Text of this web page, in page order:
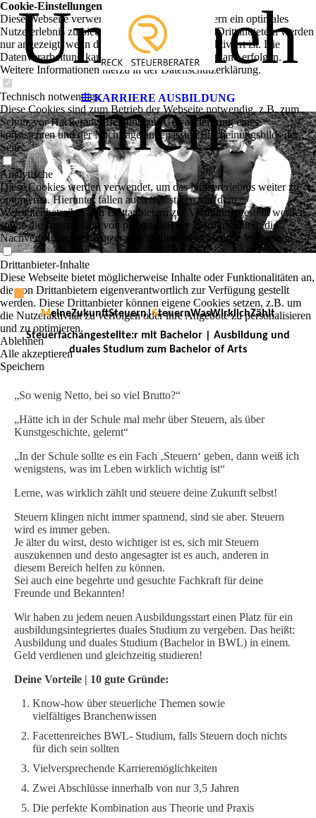
KARRIERE AUSBILDUNG
Unterneh
men
MeineZukunftSteuern|SteuernWasWirklichZählt
Steuerfachangestellte:r mit Bachelor | Ausbildung und
duales Studium zum Bachelor of Arts
„So wenig Netto, bei so viel Brutto?“
„Hätte ich in der Schule mal mehr über Steuern, als über
Kunstgeschichte, gelernt“
„In der Schule sollte es ein Fach ‚Steuern‘ geben, dann weiß ich
wenigstens, was im Leben wirklich wichtig ist“
Lerne, was wirklich zählt und steuere deine Zukunft selbst!
Steuern klingen nicht immer spannend, sind sie aber. Steuern
wird es immer geben.
Je älter du wirst, desto wichtiger ist es, sich mit Steuern
auszukennen und desto angesagter ist es auch, anderen in
diesem Bereich helfen zu können.
Sei auch eine begehrte und gesuchte Fachkraft für deine
Freunde und Bekannten!
Wir haben zu jedem neuen Ausbildungsstart einen Platz für ein
ausbildungsintegriertes duales Studium zu vergeben. Das heißt:
Ausbildung und duales Studium (Bachelor in BWL) in einem.
Geld verdienen und gleichzeitig studieren!
Deine Vorteile | 10 gute Gründe:
Know-how über steuerliche Themen sowie
vielfältiges Branchenwissen
Facettenreiches BWL- Studium, falls Steuern doch nichts
für dich sein sollten
Vielversprechende Karrieremöglichkeiten
Zwei Abschlüsse innerhalb von nur 3,5 Jahren
Die perfekte Kombination aus Theorie und Praxis
Cookie-Einstellungen
Diese Webseite verwendet Cookies, um Besuchern ein optimales
Nutzererlebnis zu bieten. Bestimmte Inhalte von Drittanbietern werden
nur angezeigt, wenn die entsprechende Option aktiviert ist. Die
Datenverarbeitung kann dann auch in einem Drittland erfolgen.
Weitere Informationen hierzu in der Datenschutzerklärung.
Technisch notwendige
Diese Cookies sind zum Betrieb der Webseite notwendig, z.B. zum
Schutz vor Hackerangriffen und zur Gewährleistung eines
konsistenten und der Nachfrage angepassten Erscheinungsbilds der
Seite.
Analytische
Diese Cookies werden verwendet, um das Nutzererlebnis weiter zu
optimieren. Hierunter fallen auch Statistiken, die dem
Webseitenbetreiber von Drittanbietern zur Verfügung gestellt werden,
sowie die Ausspielung von personalisierter Werbung durch die
Nachverfolgung der Nutzeraktivität über verschiedene Webseiten.
Drittanbieter-Inhalte
Diese Webseite bietet möglicherweise Inhalte oder Funktionalitäten an,
die von Drittanbietern eigenverantwortlich zur Verfügung gestellt
werden. Diese Drittanbieter können eigene Cookies setzen, z.B. um
die Nutzeraktivität zu verfolgen oder ihre Angebote zu personalisieren
und zu optimieren.
Ablehnen
Alle akzeptieren
Speichern